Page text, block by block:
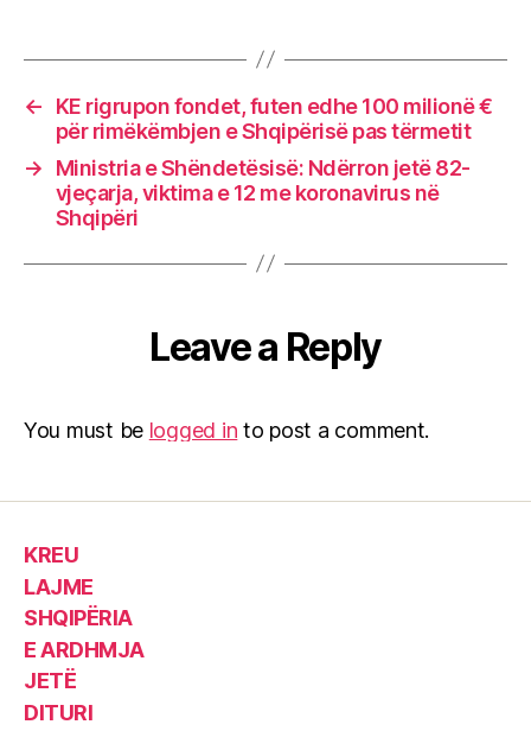
←
KE rigrupon fondet, futen edhe 100 milionë €
për rimëkëmbjen e Shqipërisë pas tërmetit
→
Ministria e Shëndetësisë: Ndërron jetë 82-
vjeçarja, viktima e 12 me koronavirus në
Shqipëri
Leave a Reply
You must be logged in to post a comment.
KREU
LAJME
SHQIPËRIA
E ARDHMJA
JETË
DITURI